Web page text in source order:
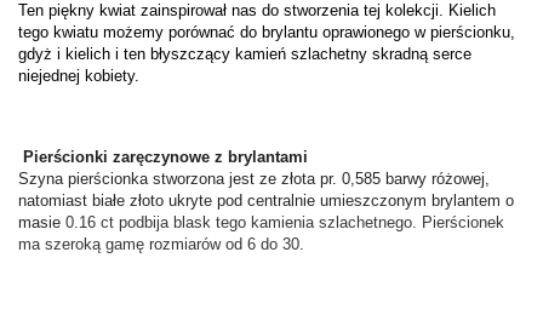
Kamień:
Diament
Szlif:
Brylantowy okrągły
Liczba
diamentów:
0.160 ct - 1 szt.
(łącznie)
Masa
diamentów
(łącznie):
0.16 ct
Barwa
Ten piękny kwiat zainspirował nas do stworzenia tej kolekcji. Kielich
tego kwiatu możemy porównać do brylantu oprawionego w pierścionku,
gdyż i kielich i ten błyszczący kamień szlachetny skradną serce
niejednej kobiety.
Pierścionki zaręczynowe z brylantami
Szyna pierścionka stworzona jest ze złota pr. 0,585 barwy różowej,
natomiast białe złoto ukryte pod centralnie umieszczonym brylantem o
masie 0.16 ct podbija blask tego kamienia szlachetnego. Pierścionek
ma szeroką gamę rozmiarów od 6 do 30.